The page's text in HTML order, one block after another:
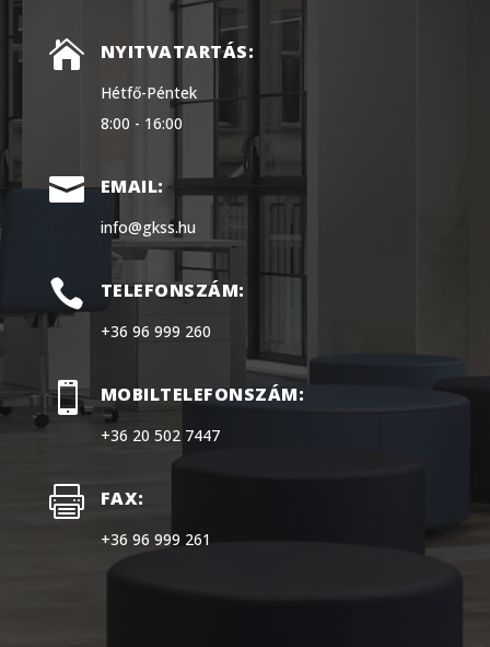
 NYITVATARTÁS:
Hétfő-Péntek
8:00 - 16:00
 EMAIL:
info@gkss.hu
 TELEFONSZÁM:
+36 96 999 260
 MOBILTELEFONSZÁM:
+36 20 502 7447
 FAX:
+36 96 999 261